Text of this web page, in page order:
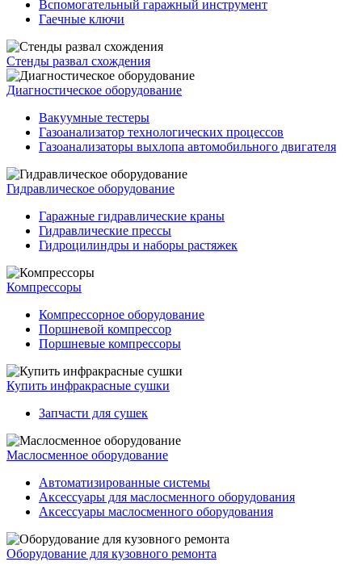
Вспомогательный гаражный инструмент
Гаечные ключи
Стенды развал схождения
Диагностическое оборудование
Вакуумные тестеры
Газоанализатор технологических процессов
Газоанализаторы выхлопа автомобильного двигателя
Гидравлическое оборудование
Гаражные гидравлические краны
Гидравлические прессы
Гидроцилиндры и наборы растяжек
Компрессоры
Компрессорное оборудование
Поршневой компрессор
Поршневые компрессоры
Купить инфракрасные сушки
Запчасти для сушек
Маслосменное оборудование
Автоматизированные системы
Аксессуары для маслосменного оборудования
Аксессуары маслосменного оборудования
Оборудование для кузовного ремонта